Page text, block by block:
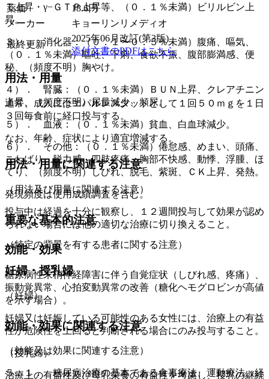
Ｔ上昇・γ−ＧＴＰ上昇等、（０．１％未満）ビリルビン上
昇。
３）． 消化器：（０．１〜０．５％未満）腹痛、嘔気、
（０．１％未満）嘔吐、下痢、食欲不振、腹部膨満感、便
秘、（頻度不明）胸やけ。
４）． 腎臓：（０．１％未満）ＢＵＮ上昇、クレアチニン
上昇、（頻度不明）尿量減少、頻尿。
５）． 血液：（０．１％未満）貧血、白血球減少。
６）． その他：（０．１％未満）倦怠感、めまい、頭痛、
こわばり、脱力感、四肢疼痛、胸部不快感、動悸、浮腫、ほ
てり、（頻度不明）しびれ、脱毛、紫斑、ＣＫ上昇、発熱。
発現頻度は使用成績調査を含む。
重要な基本的注意
（特定の背景を有する患者に関する注意）
妊婦・授乳婦
（妊婦）
妊婦又は妊娠している可能性のある女性には、治療上の有益
性が危険性を上回ると判断される場合にのみ投与すること。
（授乳婦）
治療上の有益性及び母乳栄養の有益性を考慮し、授乳の継続
薬価
18.6円
メーカー
キョーリンリメディオ
最終更新
2025年06月改訂(第3版)
添付文書のPDFはこちら
用法・用量
通常、成人にはエパルレスタットとして１回５０ｍｇを１日
３回毎食前に経口投与する。
なお、年齢、症状により適宜増減する。
用法・用量に関連する注意
（用法及び用量に関連する注意）
投与中は経過を十分に観察し、１２週間投与して効果が認め
られない場合には他の適切な治療に切り換えること。
効能・効果
糖尿病性末梢神経障害に伴う自覚症状（しびれ感、疼痛）、
振動覚異常、心拍変動異常の改善（糖化ヘモグロビンが高値
を示す場合）。
効能・効果に関連する注意
（効能又は効果に関連する注意）
５．１． 糖尿病治療の基本である食事療法、運動療法、経